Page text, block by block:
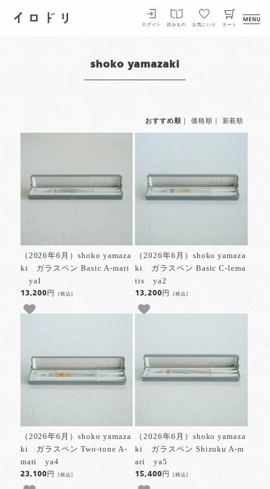
イロドリ
ログイン 読みもの お気にいり カート
shoko yamazaki
おすすめ順 価格順 新着順
（2026年6月）shoko yamaza
ki ガラスペン Basic A-mari
ya1
13,200円[税込]
（2026年6月）shoko yamaza
ki ガラスペン Basic C-lema
tis ya2
13,200円 [税込]
（2026年6月）shoko yamaza
ki ガラスペン Two-tone A-
mari ya4
23,100円[税込]
（2026年6月）shoko yamaza
ki ガラスペン Shizuku A-m
ari ya5
15,400円 [税込]